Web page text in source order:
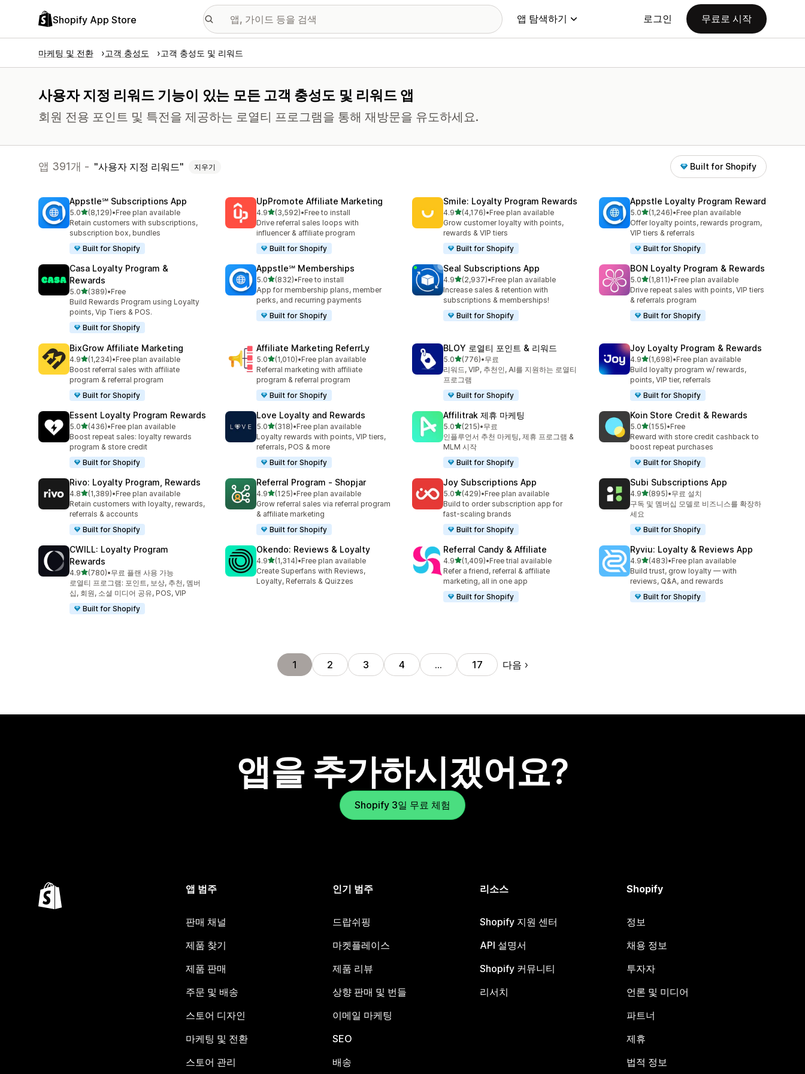
Shopify App Store 앱 탐색하기 로그인 무료로 시작
마케팅 및 전환 고객 충성도 고객 충성도 및 리워드
사용자 지정 리워드 기능이 있는 모든 고객 충성도 및 리워드 앱
회원 전용 포인트 및 특전을 제공하는 로열티 프로그램을 통해 재방문을 유도하세요.
앱 391개 - 사용자 지정 리워드 지우기 Built for Shopify
Appstle℠ Subscriptions App
5.0별 5개 중
(8,129)
총 리뷰 8129개
•Free plan available
Retain customers with subscriptions,
subscription box, bundles
Built for Shopify
UpPromote Affiliate Marketing
4.9별 5개 중
(3,592)
총 리뷰 3592개
•Free to install
Drive referral sales loops with
influencer & affiliate program
Built for Shopify
Smile: Loyalty Program Rewards
4.9별 5개 중
(4,176)
총 리뷰 4176개
•Free plan available
Grow customer loyalty with points,
rewards & VIP tiers
Built for Shopify
Appstle Loyalty Program Reward
5.0별 5개 중
(1,246)
총 리뷰 1246개
•Free plan available
Offer loyalty points, rewards program,
VIP tiers & referrals
Built for Shopify
Casa Loyalty Program &
Rewards
5.0별 5개 중
(389)
총 리뷰 389개
•Free
Build Rewards Program using Loyalty
points, Vip Tiers & POS.
Built for Shopify
Appstle℠ Memberships
5.0별 5개 중
(832)
총 리뷰 832개
•Free to install
App for membership plans, member
perks, and recurring payments
Built for Shopify
Seal Subscriptions App
4.9별 5개 중
(2,937)
총 리뷰 2937개
•Free plan available
Increase sales & retention with
subscriptions & memberships!
Built for Shopify
BON Loyalty Program & Rewards
5.0별 5개 중
(1,811)
총 리뷰 1811개
•Free plan available
Drive repeat sales with points, VIP tiers
& referrals program
Built for Shopify
BixGrow Affiliate Marketing
4.9별 5개 중
(1,234)
총 리뷰 1234개
•Free plan available
Boost referral sales with affiliate
program & referral program
Built for Shopify
Affiliate Marketing ReferrLy
5.0별 5개 중
(1,010)
총 리뷰 1010개
•Free plan available
Referral marketing with affiliate
program & referral program
Built for Shopify
BLOY 로열티 포인트 & 리워드
5.0별 5개 중
(776)
총 리뷰 776개
•무료
리워드, VIP, 추천인, AI를 지원하는 로열티
프로그램
Built for Shopify
Joy Loyalty Program & Rewards
4.9별 5개 중
(1,698)
총 리뷰 1698개
•Free plan available
Build loyalty program w/ rewards,
points, VIP tier, referrals
Built for Shopify
Essent Loyalty Program Rewards
5.0별 5개 중
(436)
총 리뷰 436개
•Free plan available
Boost repeat sales: loyalty rewards
program & store credit
Built for Shopify
Love Loyalty and Rewards
5.0별 5개 중
(318)
총 리뷰 318개
•Free plan available
Loyalty rewards with points, VIP tiers,
referrals, POS & more
Built for Shopify
Affilitrak 제휴 마케팅
5.0별 5개 중
(215)
총 리뷰 215개
•무료
인플루언서 추천 마케팅, 제휴 프로그램 &
MLM 시작
Built for Shopify
Koin Store Credit & Rewards
5.0별 5개 중
(155)
총 리뷰 155개
•Free
Reward with store credit cashback to
boost repeat purchases
Built for Shopify
Rivo: Loyalty Program, Rewards
4.8별 5개 중
(1,389)
총 리뷰 1389개
•Free plan available
Retain customers with loyalty, rewards,
referrals & accounts
Built for Shopify
Referral Program ‑ Shopjar
4.9별 5개 중
(125)
총 리뷰 125개
•Free plan available
Grow referral sales via referral program
& affiliate marketing
Built for Shopify
Joy Subscriptions App
5.0별 5개 중
(429)
총 리뷰 429개
•Free plan available
Build to order subscription app for
fast-scaling brands
Built for Shopify
Subi Subscriptions App
4.9별 5개 중
(895)
총 리뷰 895개
•무료 설치
구독 및 멤버십 모델로 비즈니스를 확장하
세요
Built for Shopify
CWILL: Loyalty Program
Rewards
4.9별 5개 중
(780)
총 리뷰 780개
•무료 플랜 사용 가능
로열티 프로그램: 포인트, 보상, 추천, 멤버
십, 회원, 소셜 미디어 공유, POS, VIP
Built for Shopify
Okendo: Reviews & Loyalty
4.9별 5개 중
(1,314)
총 리뷰 1314개
•Free plan available
Create Superfans with Reviews,
Loyalty, Referrals & Quizzes
Referral Candy & Affiliate
4.9별 5개 중
(1,409)
총 리뷰 1409개
•Free trial available
Refer a friend, referral & affiliate
marketing, all in one app
Built for Shopify
Ryviu: Loyalty & Reviews App
4.9별 5개 중
(483)
총 리뷰 483개
•Free plan available
Build trust, grow loyalty — with
reviews, Q&A, and rewards
Built for Shopify
1 2 3 4 … 17 다음
앱을 추가하시겠어요?
Shopify 3일 무료 체험
앱 범주
판매 채널
제품 찾기
제품 판매
주문 및 배송
스토어 디자인
마케팅 및 전환
스토어 관리
인기 범주
드랍쉬핑
마켓플레이스
제품 리뷰
상향 판매 및 번들
이메일 마케팅
SEO
배송
리소스
Shopify 지원 센터
API 설명서
Shopify 커뮤니티
리서치
Shopify
정보
채용 정보
투자자
언론 및 미디어
파트너
제휴
법적 정보